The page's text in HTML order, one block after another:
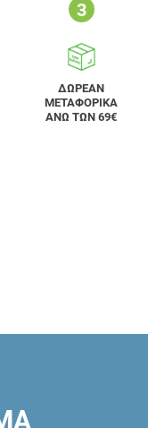
ΔΩΡΕΑΝ
ΜΕΤΑΦΟΡΙΚΑ
ΑΝΩ ΤΩΝ 69€